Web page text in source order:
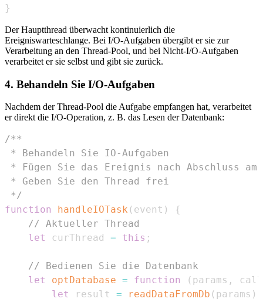
}
Der Hauptthread überwacht kontinuierlich die
Ereigniswarteschlange. Bei I/O-Aufgaben übergibt er sie zur
Verarbeitung an den Thread-Pool, und bei Nicht-I/O-Aufgaben
verarbeitet er sie selbst und gibt sie zurück.
4. Behandeln Sie I/O-Aufgaben
Nachdem der Thread-Pool die Aufgabe empfangen hat, verarbeitet
er direkt die I/O-Operation, z. B. das Lesen der Datenbank:
*/
function
handleIOTask ( event )
{
// Aktueller Thread
let
curThread = this ;
// Bedienen Sie die Datenbank
let
optDatabase = function ( params ,
let
result = readDataFromDb ( params )